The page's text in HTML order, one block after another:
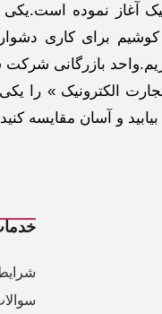
آغاز نموده است.یکی
برای کاری
بازرگانی
الکترونیک » را
و آسان مقایسه